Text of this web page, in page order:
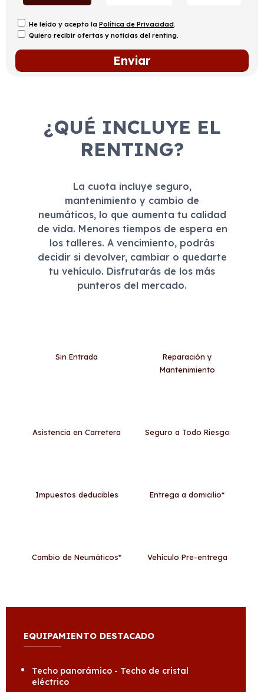
He leído y acepto la Política de Privacidad.
Quiero recibir ofertas y noticias del renting.
¿QUÉ INCLUYE EL
RENTING?
La cuota incluye seguro,
mantenimiento y cambio de
neumáticos, lo que aumenta tu calidad
de vida. Menores tiempos de espera en
los talleres. A vencimiento, podrás
decidir si devolver, cambiar o quedarte
tu vehículo. Disfrutarás de los más
punteros del mercado.
Sin Entrada
Reparación y
Mantenimiento
Asistencia en Carretera Seguro a Todo Riesgo
Impuestos deducibles Entrega a domicilio*
Cambio de Neumáticos* Vehículo Pre-entrega
EQUIPAMIENTO DESTACADO
Techo panorámico - Techo de cristal
eléctrico